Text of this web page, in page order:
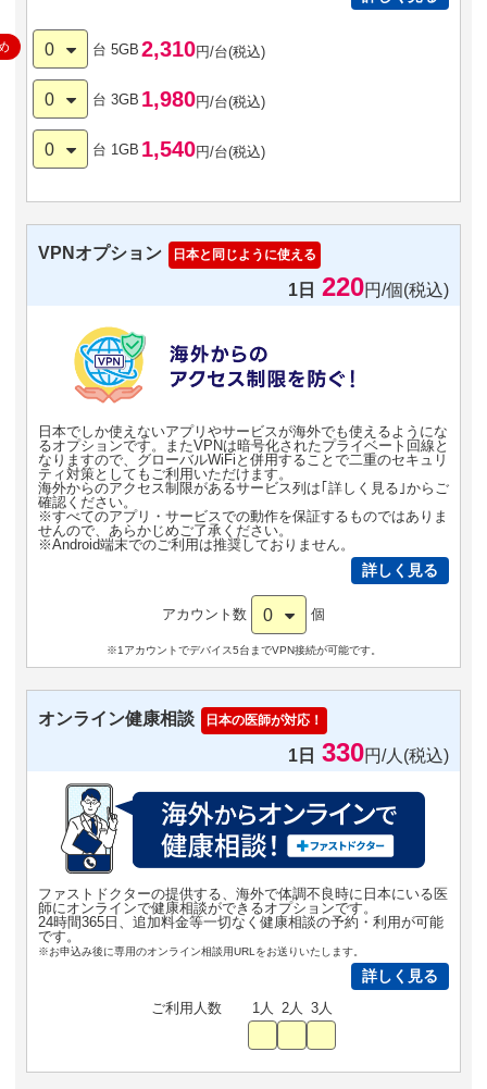
0 台 5GB 2,310円/台(税込)
0 台 3GB 1,980円/台(税込)
0 台 1GB 1,540円/台(税込)
VPNオプション 日本と同じように使える
1日 220円/個(税込)
日本でしか使えないアプリやサービスが海外でも使えるようにな
るオプションです。またVPNは暗号化されたプライベート回線と
なりますので、グローバルWiFiと併用することで二重のセキュリ
ティ対策としてもご利用いただけます。
海外からのアクセス制限があるサービス列は｢詳しく見る｣からご
確認ください。
※すべてのアプリ・サービスでの動作を保証するものではありま
せんので、あらかじめご了承ください。
※Android端末でのご利用は推奨しておりません。
詳しく見る
アカウント数 0 個
※1アカウントでデバイス5台までVPN接続が可能です。
オンライン健康相談 日本の医師が対応！
1日 330円/人(税込)
ファストドクターの提供する、海外で体調不良時に日本にいる医
師にオンラインで健康相談ができるオプションです。
24時間365日、追加料金等一切なく健康相談の予約・利用が可能
です。
※お申込み後に専用のオンライン相談用URLをお送りいたします。
詳しく見る
ご利用人数 1人 2人 3人